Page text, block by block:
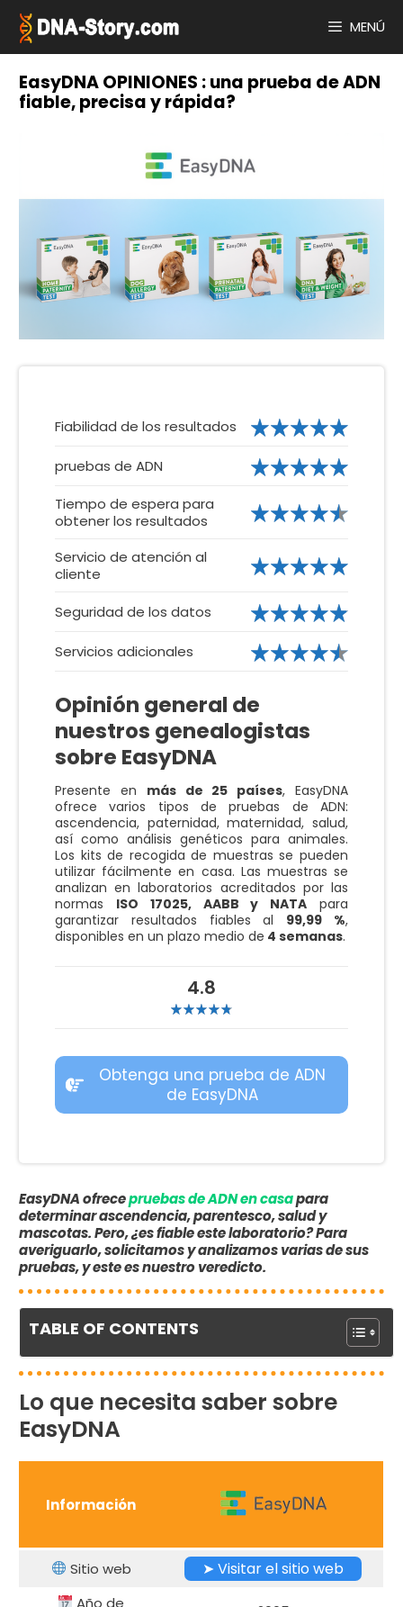
contenido
MENÚ
EasyDNA OPINIONES : una prueba de ADN
fiable, precisa y rápida?
Fiabilidad de los resultados
pruebas de ADN
Tiempo de espera para
obtener los resultados
Servicio de atención al
cliente
Seguridad de los datos
Servicios adicionales
Opinión general de
nuestros genealogistas
sobre EasyDNA
Presente en más de 25 países, EasyDNA
ofrece varios tipos de pruebas de ADN:
ascendencia, paternidad, maternidad, salud,
así como análisis genéticos para animales.
Los kits de recogida de muestras se pueden
utilizar fácilmente en casa. Las muestras se
analizan en laboratorios acreditados por las
normas ISO 17025, AABB y NATA para
garantizar resultados fiables al 99,99 %,
disponibles en un plazo medio de 4 semanas.
4.8
Obtenga una prueba de ADN
de EasyDNA
EasyDNA ofrecepruebas de ADN en casapara
determinar ascendencia, parentesco, salud y
mascotas. Pero, ¿es fiable este laboratorio? Para
averiguarlo, solicitamos y analizamos varias de sus
pruebas, y este es nuestro veredicto.
TABLE OF CONTENTS
Lo que necesita saber sobre
EasyDNA
Información
Sitio web ➤ Visitar el sitio web
Año de